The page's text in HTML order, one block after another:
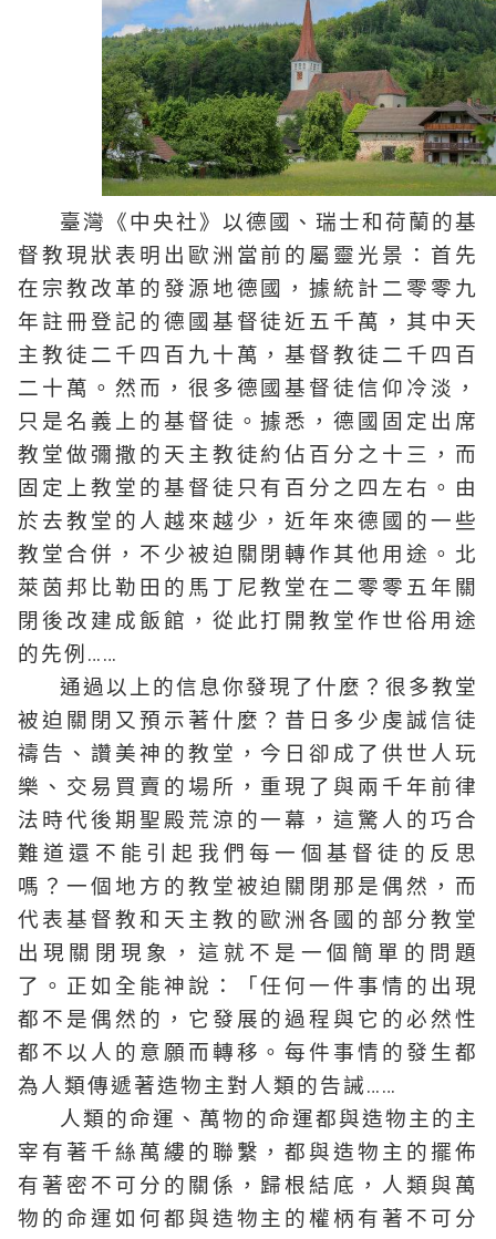
臺灣《中央社》以德國、瑞士和荷蘭的基
督教現狀表明出歐洲當前的屬靈光景：首先
在宗教改革的發源地德國，據統計二零零九
年註冊登記的德國基督徒近五千萬，其中天
主教徒二千四百九十萬，基督教徒二千四百
二十萬。然而，很多德國基督徒信仰冷淡，
只是名義上的基督徒。據悉，德國固定出席
教堂做彌撒的天主教徒約佔百分之十三，而
固定上教堂的基督徒只有百分之四左右。由
於去教堂的人越來越少，近年來德國的一些
教堂合併，不少被迫關閉轉作其他用途。北
萊茵邦比勒田的馬丁尼教堂在二零零五年關
閉後改建成飯館，從此打開教堂作世俗用途
的先例……
通過以上的信息你發現了什麼？很多教堂
被迫關閉又預示著什麼？昔日多少虔誠信徒
禱告、讚美神的教堂，今日卻成了供世人玩
樂、交易買賣的場所，重現了與兩千年前律
法時代後期聖殿荒涼的一幕，這驚人的巧合
難道還不能引起我們每一個基督徒的反思
嗎？一個地方的教堂被迫關閉那是偶然，而
代表基督教和天主教的歐洲各國的部分教堂
出現關閉現象，這就不是一個簡單的問題
了。正如全能神說：「任何一件事情的出現
都不是偶然的，它發展的過程與它的必然性
都不以人的意願而轉移。每件事情的發生都
為人類傳遞著造物主對人類的告誡……
人類的命運、萬物的命運都與造物主的主
宰有著千絲萬縷的聯繫，都與造物主的擺佈
有著密不可分的關係，歸根結底，人類與萬
物的命運如何都與造物主的權柄有著不可分